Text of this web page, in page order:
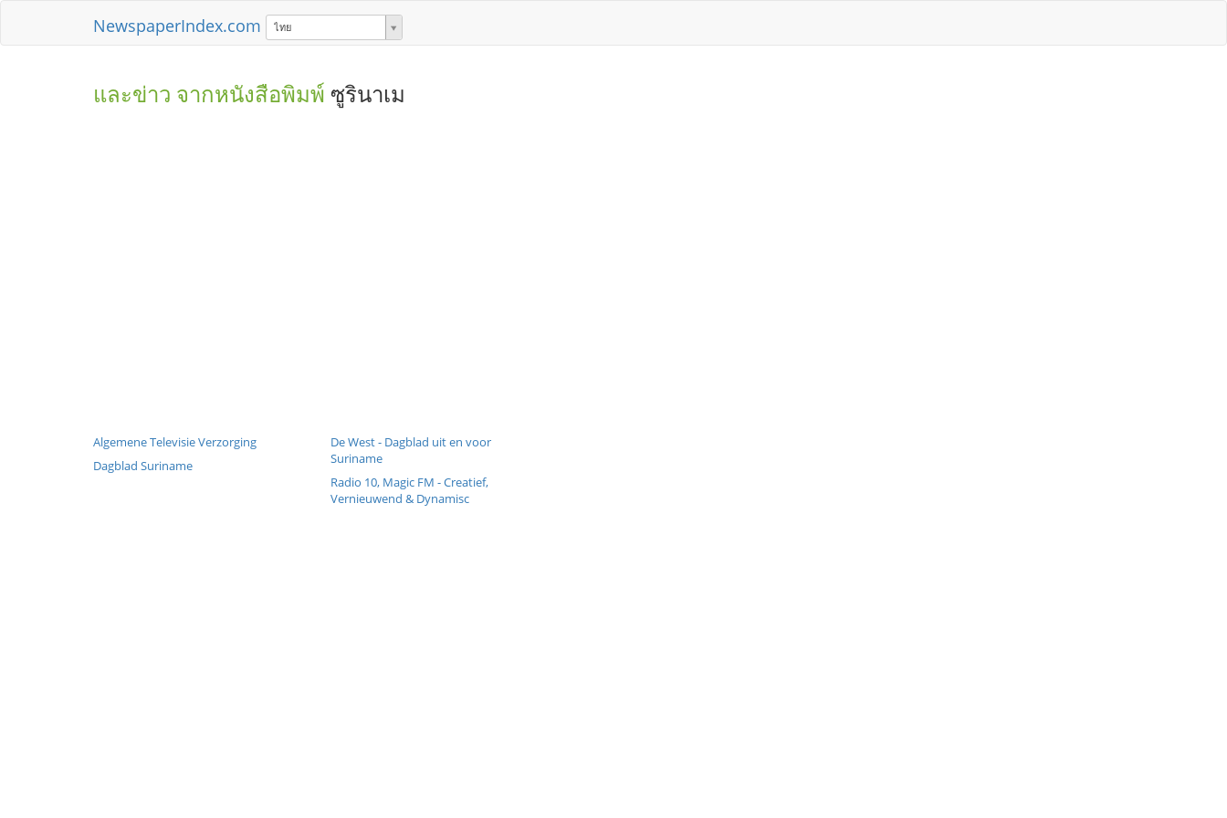
NewspaperIndex.com ไทย
และข่าว จากหนังสือพิมพ์ ซูรินาเม
Algemene Televisie Verzorging
Dagblad Suriname
De West - Dagblad uit en voor
Suriname
Radio 10, Magic FM - Creatief,
Vernieuwend & Dynamisc